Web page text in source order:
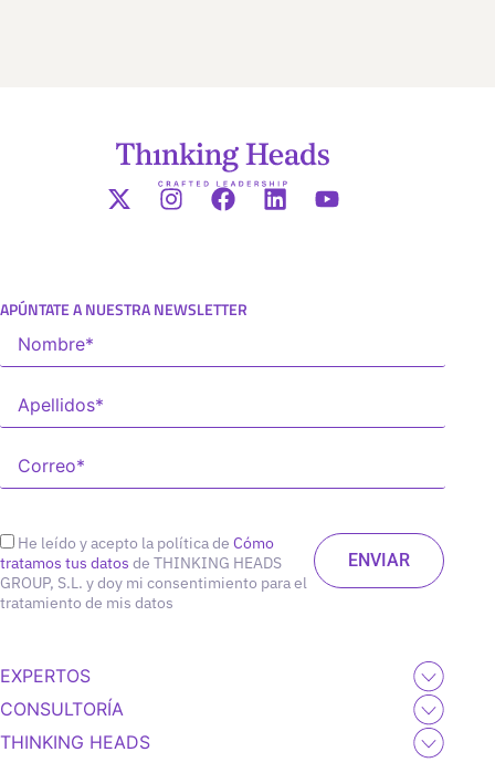
APÚNTATE A NUESTRA NEWSLETTER
He leído y acepto la política de Cómo
tratamos tus datos de THINKING HEADS
GROUP, S.L. y doy mi consentimiento para el
tratamiento de mis datos
EXPERTOS
CONSULTORÍA
THINKING HEADS